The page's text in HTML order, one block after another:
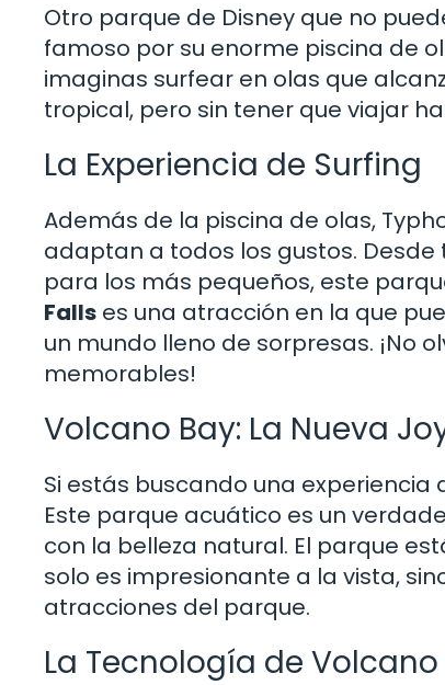
Otro parque de Disney que no
famoso por su enorme piscina de
imaginas surfear en olas que
tropical, pero sin tener que viajar
La Experiencia de Surfing
Además de la piscina de olas,
adaptan a todos los gustos.
para los más pequeños, este
Falls es una atracción en la que
un mundo lleno de sorpresas. ¡No
memorables!
Volcano Bay: La Nueva
Si estás buscando una experiencia
Este parque acuático es un
con la belleza natural. El parque
solo es impresionante a la vista,
atracciones del parque.
La Tecnología de Volcano